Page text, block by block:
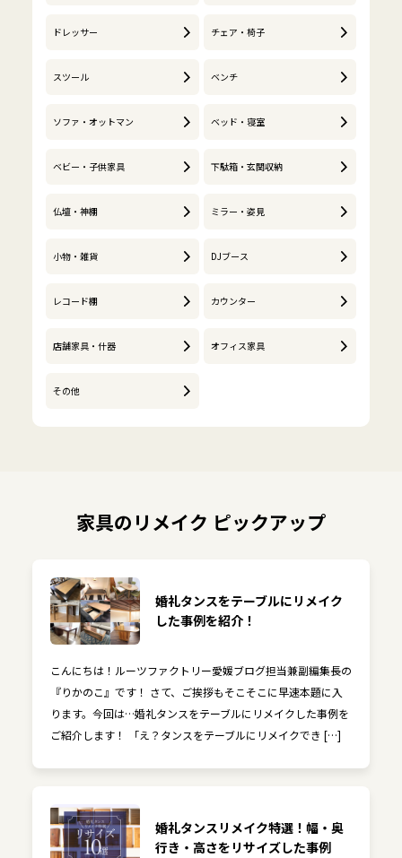
ドレッサー チェア・椅子
スツール ベンチ
ソファ・オットマン ベッド・寝室
ベビー・子供家具 下駄箱・玄関収納
仏壇・神棚 ミラー・姿見
小物・雑貨 DJブース
レコード棚 カウンター
店舗家具・什器 オフィス家具
その他
家具のリメイク ピックアップ
婚礼タンスをテーブルにリメイク
した事例を紹介！
こんにちは！ルーツファクトリー愛媛ブログ担当兼副編集長の
『りかのこ』です！ さて、ご挨拶もそこそこに早速本題に入
ります。今回は…婚礼タンスをテーブルにリメイクした事例を
ご紹介します！ 「え？タンスをテーブルにリメイクでき […]
婚礼タンスリメイク特選！幅・奥
行き・高さをリサイズした事例